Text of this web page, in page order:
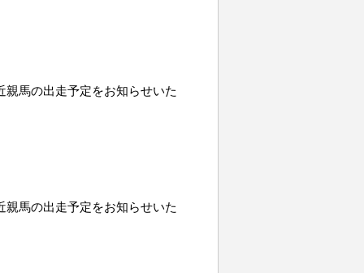
親馬の出走予定をお知らせいた
親馬の出走予定をお知らせいた